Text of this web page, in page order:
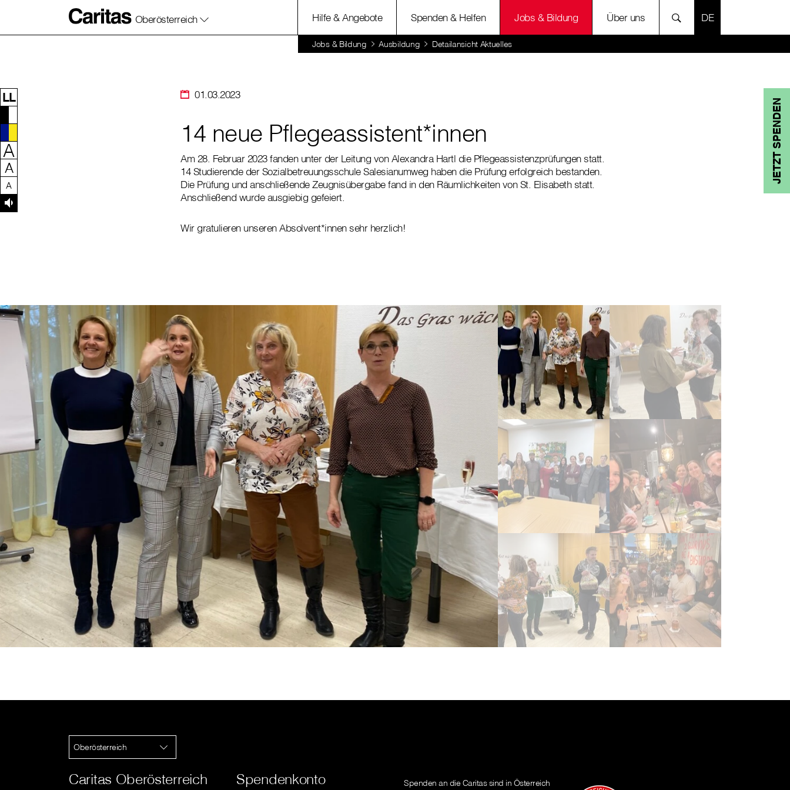
Zum Inhalt dieser Seite
Zur Navigation
Zum Footer dieser Seite
Oberösterreich Hilfe & Angebote Spenden & Helfen Jobs & Bildung Über uns SPRACHE
Jobs & Bildung Ausbildung Detailansicht Aktuelles
JETZT SPENDEN
LL
A
A
A
01.03.2023
14 neue Pflegeassistent*innen
Am 28. Februar 2023 fanden unter der Leitung von Alexandra Hartl die Pflegeassistenzprüfungen statt.
14 Studierende der Sozialbetreuungsschule Salesianumweg haben die Prüfung erfolgreich bestanden.
Die Prüfung und anschließende Zeugnisübergabe fand in den Räumlichkeiten von St. Elisabeth statt.
Anschließend wurde ausgiebig gefeiert.
Wir gratulieren unseren Absolvent*innen sehr herzlich!
Oberösterreich
Caritas Oberösterreich Spendenkonto
Spenden an die Caritas sind in Österreich